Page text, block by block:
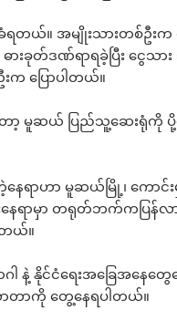
ယ်။ အမျိုးသားတစ်ဦးက
တ်ဒဏ်ရာရခဲ့ပြီး ငွေသား သိ
းက ပြောပါတယ်။
ာ့ မူဆယ် ပြည်သူ့ဆေးရုံကို
နေရာဟာ မူဆယ်မြို့၊ ကော
ေရာမှာ တရုတ်ဘက်ကပြန်
တယ်။
ါ နဲ့ နိုင်ငံရေးအခြေအနေ
ာတာကို တွေ့နေရပါတယ်။